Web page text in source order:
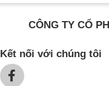
CÔNG TY CỔ
Kết nối với chúng tôi